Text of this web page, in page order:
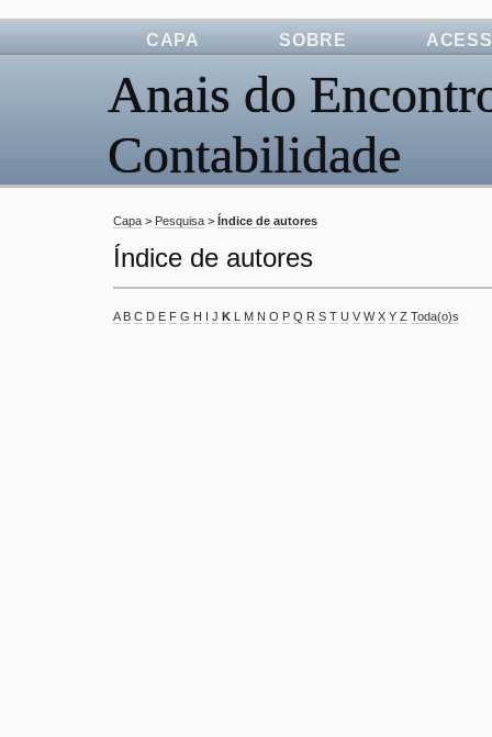
Anais do
Contabilidade
CAPA SOBRE
Capa > Pesquisa > Índice de autores
Índice de autores
A B C D E F G H I J K L M N O P Q R S T U V W X Y Z Toda(o)s